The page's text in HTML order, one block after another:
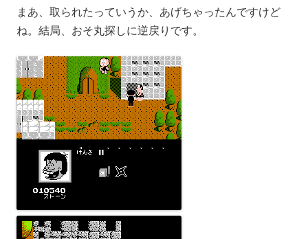
まあ、取られたっていうか、あげちゃったんですけど
ね。結局、おそ丸探しに逆戻りです。